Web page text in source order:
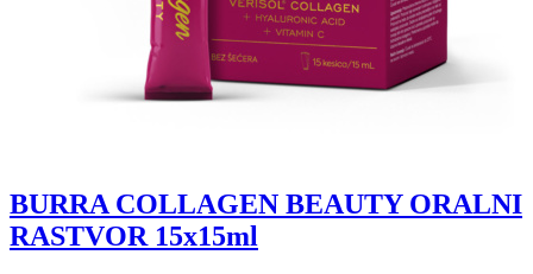
BURRA COLLAGEN BEAUTY ORALNI
RASTVOR 15x15ml